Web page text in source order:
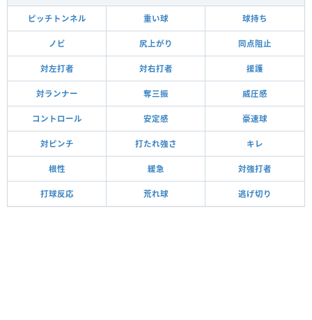
ピッチトンネル 重い球 球持ち
ノビ 尻上がり 同点阻止
対左打者 対右打者 援護
対ランナー 奪三振 威圧感
コントロール 安定感 豪速球
対ピンチ 打たれ強さ キレ
根性 緩急 対強打者
打球反応 荒れ球 逃げ切り